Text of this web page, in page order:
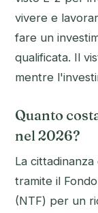
vivere e
fare un
qualificata. Il
mentre
Quanto
nel 2026?
La
tramite il
(NTF) per un